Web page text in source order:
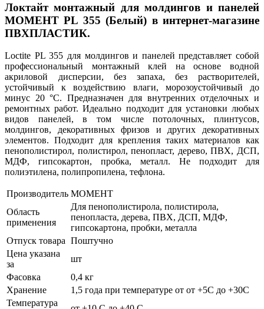
Локтайт монтажный для молдингов и панелей
МОМЕНТ PL 355 (Белый) в интернет-магазине
ПВХПЛАСТИК.
Loctite PL 355 для молдингов и панелей представляет собой
профессиональный монтажный клей на основе водной
акриловой дисперсии, без запаха, без растворителей,
устойчивый к воздействию влаги, морозоустойчивый до
минус 20 °С. Предназначен для внутренних отделочных и
ремонтных работ. Идеально подходит для установки любых
видов панелей, в том числе потолочных, плинтусов,
молдингов, декоративных фризов и других декоративных
элементов. Подходит для крепления таких материалов как
пенополистирол, полистирол, пенопласт, дерево, ПВХ, ДСП,
МДФ, гипсокартон, пробка, металл. Не подходит для
полиэтилена, полипропилена, тефлона.
Производитель МОМЕНТ
Область
применения
Для пенополистирола, полистирола,
пенопласта, дерева, ПВХ, ДСП, МДФ,
гипсокартона, пробки, металла
Отпуск товара Поштучно
Цена указана
за
шт
Фасовка
0,4 кг
Хранение
1,5 года при температуре от от +5С до +30С
Температура